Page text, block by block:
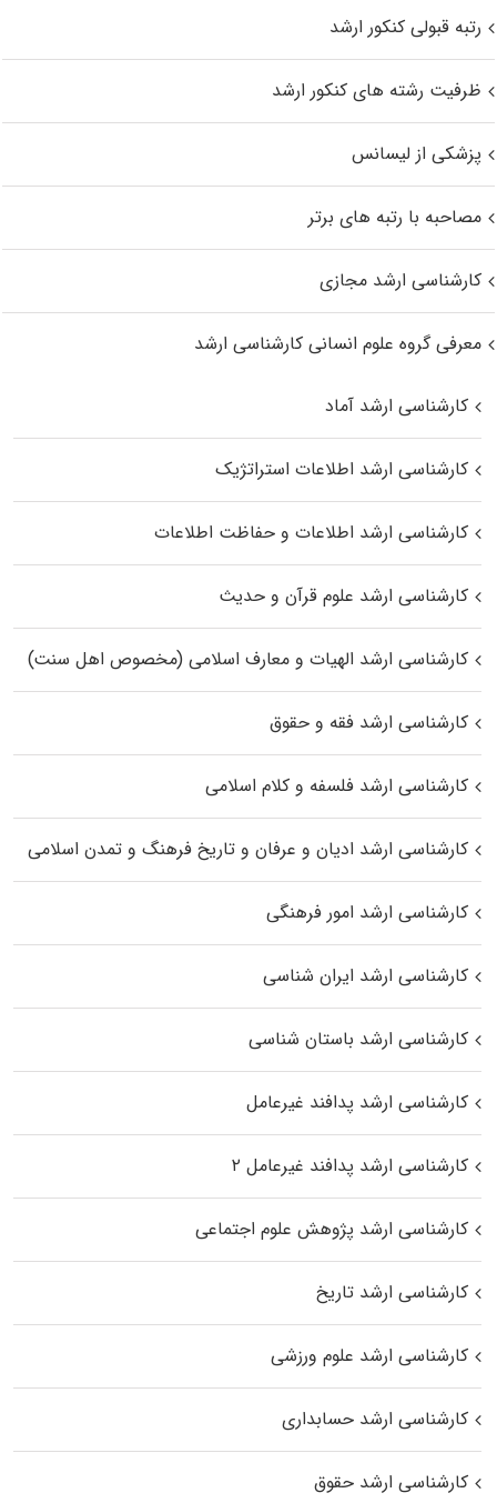
رتبه قبولی کنکور ارشد
ظرفیت رشته های کنکور ارشد
پزشکی از لیسانس
مصاحبه با رتبه های برتر
کارشناسی ارشد مجازی
معرفی گروه علوم انسانی کارشناسی ارشد
کارشناسی ارشد آماد
کارشناسی ارشد اطلاعات استراتژیک
کارشناسی ارشد اطلاعات و حفاظت اطلاعات
کارشناسی ارشد علوم قرآن و حدیث
کارشناسی ارشد الهیات و معارف اسلامی (مخصوص اهل سنت)
کارشناسی ارشد فقه و حقوق
کارشناسی ارشد فلسفه و کلام اسلامی
کارشناسی ارشد ادیان و عرفان و تاریخ فرهنگ و تمدن اسلامی
کارشناسی ارشد امور فرهنگی
کارشناسی ارشد ایران شناسی
کارشناسی ارشد باستان شناسی
کارشناسی ارشد پدافند غیرعامل
کارشناسی ارشد پدافند غیرعامل ۲
کارشناسی ارشد پژوهش علوم اجتماعی
کارشناسی ارشد تاریخ
کارشناسی ارشد علوم ورزشی
کارشناسی ارشد حسابداری
کارشناسی ارشد حقوق